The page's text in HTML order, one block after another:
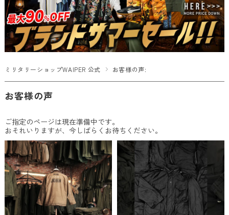
ミリタリーショップWAIPER 公式 お客様の声:
お客様の声
ご指定のページは現在準備中です。
おそれいりますが、今しばらくお待ちください。